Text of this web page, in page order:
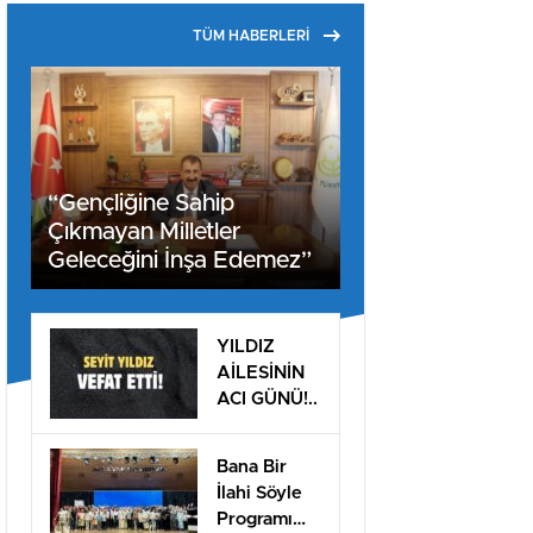
TÜM HABERLERİ
“Gençliğine Sahip
Çıkmayan Milletler
Geleceğini İnşa Edemez”
YILDIZ
AİLESİNİN
ACI GÜNÜ!..
Bana Bir
İlahi Söyle
Programı